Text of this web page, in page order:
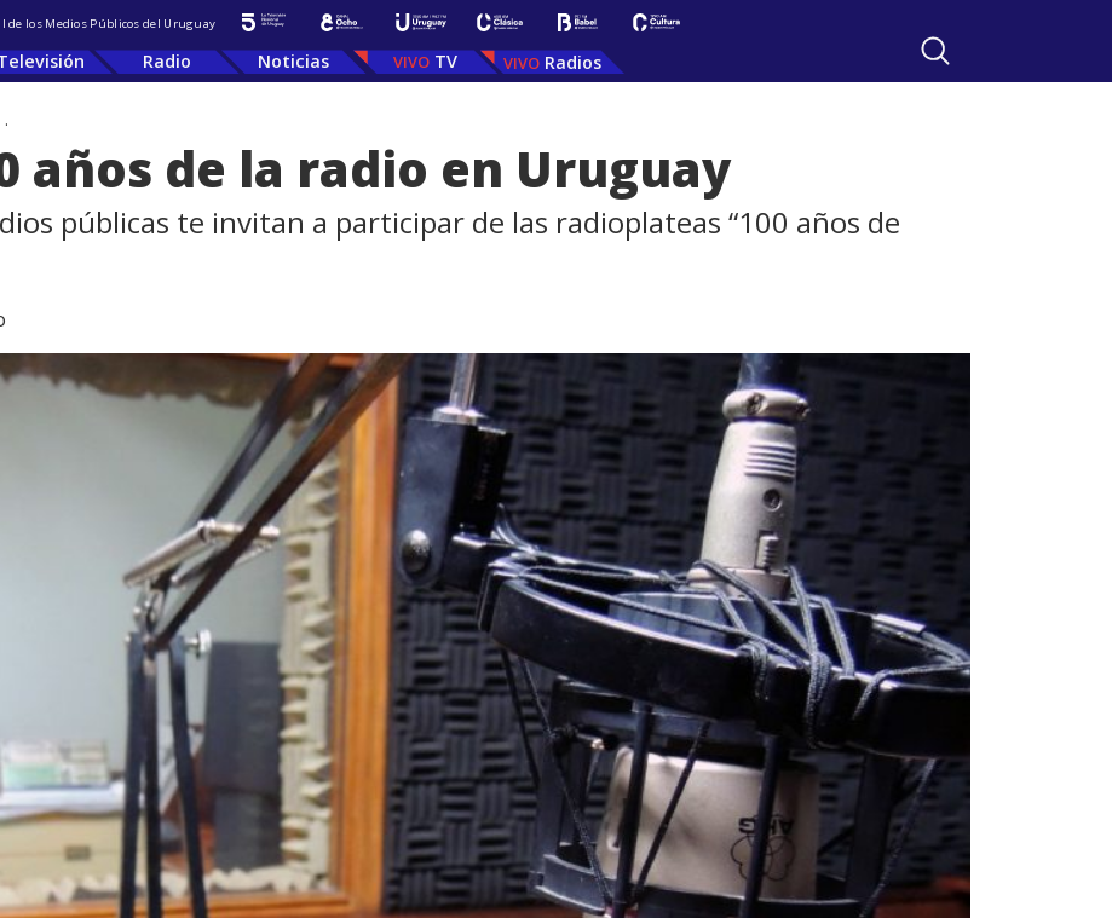
de los Medios Públicos del Uruguay
Radio Noticias TV Radios
.
años de la radio en Uruguay
públicas te invitan a participar de las radioplateas “100 años de